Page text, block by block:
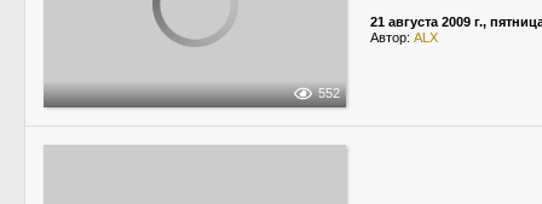
552
21 августа 2009 г.,
Автор: ALX